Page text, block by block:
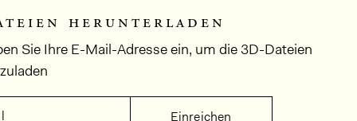
herunterladen
Sie Ihre E-Mail-Adresse ein, um die 3D-Dateien
Einreichen